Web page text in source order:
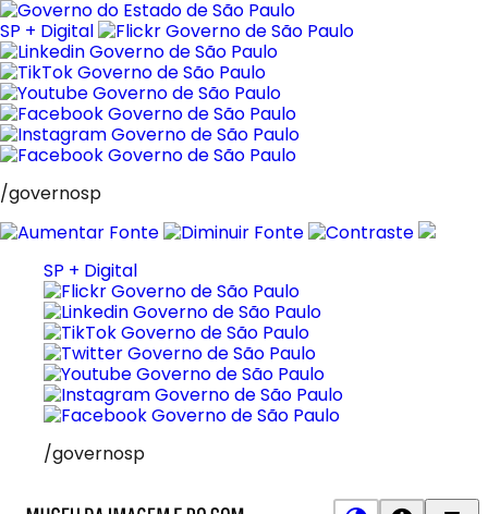
Pular
para
o
conteúdo
SP + Digital
/governosp
SP + Digital
/governosp